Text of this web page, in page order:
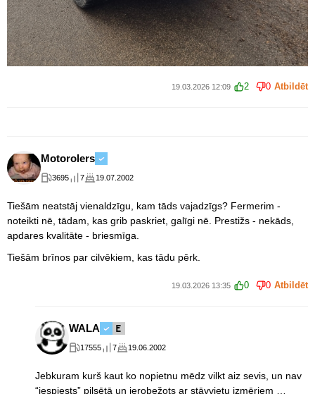
19.03.2026 12:09 2 0 Atbildēt
Motorolers
3695 7 19.07.2002
Tiešām neatstāj vienaldzīgu, kam tāds vajadzīgs? Fermerim -
noteikti nē, tādam, kas grib paskriet, galīgi nē. Prestižs - nekāds,
apdares kvalitāte - briesmīga.
Tiešām brīnos par cilvēkiem, kas tādu pērk.
19.03.2026 13:35 0 0 Atbildēt
WALA
17555 7 19.06.2002
Jebkuram kurš kaut ko nopietnu mēdz vilkt aiz sevis, un nav
“iespiests” pilsētā un ierobežots ar stāvvietu izmēriem …